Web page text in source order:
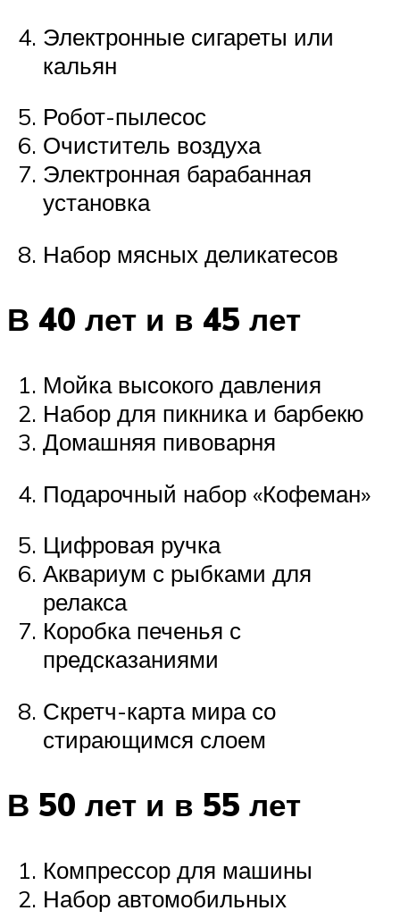
Электронные сигареты или
кальян
Робот-пылесос
Очиститель воздуха
Электронная барабанная
установка
Набор мясных деликатесов
В 40 лет и в 45 лет
Мойка высокого давления
Набор для пикника и барбекю
Домашняя пивоварня
Подарочный набор «Кофеман»
Цифровая ручка
Аквариум с рыбками для
релакса
Коробка печенья с
предсказаниями
Скретч-карта мира со
стирающимся слоем
В 50 лет и в 55 лет
Компрессор для машины
Набор автомобильных